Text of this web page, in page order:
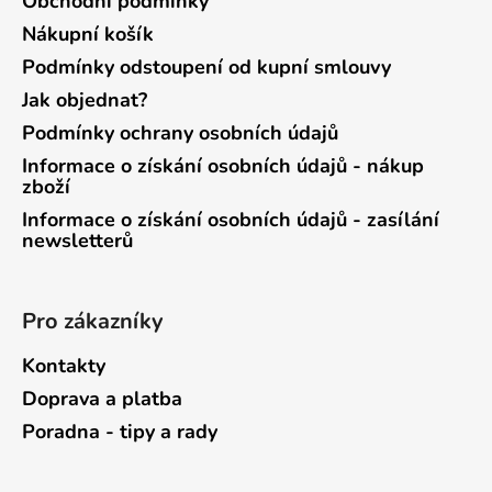
Nákupní košík
Podmínky odstoupení od kupní smlouvy
Jak objednat?
Podmínky ochrany osobních údajů
Informace o získání osobních údajů - nákup
zboží
Informace o získání osobních údajů - zasílání
newsletterů
Pro zákazníky
Kontakty
Doprava a platba
Poradna - tipy a rady